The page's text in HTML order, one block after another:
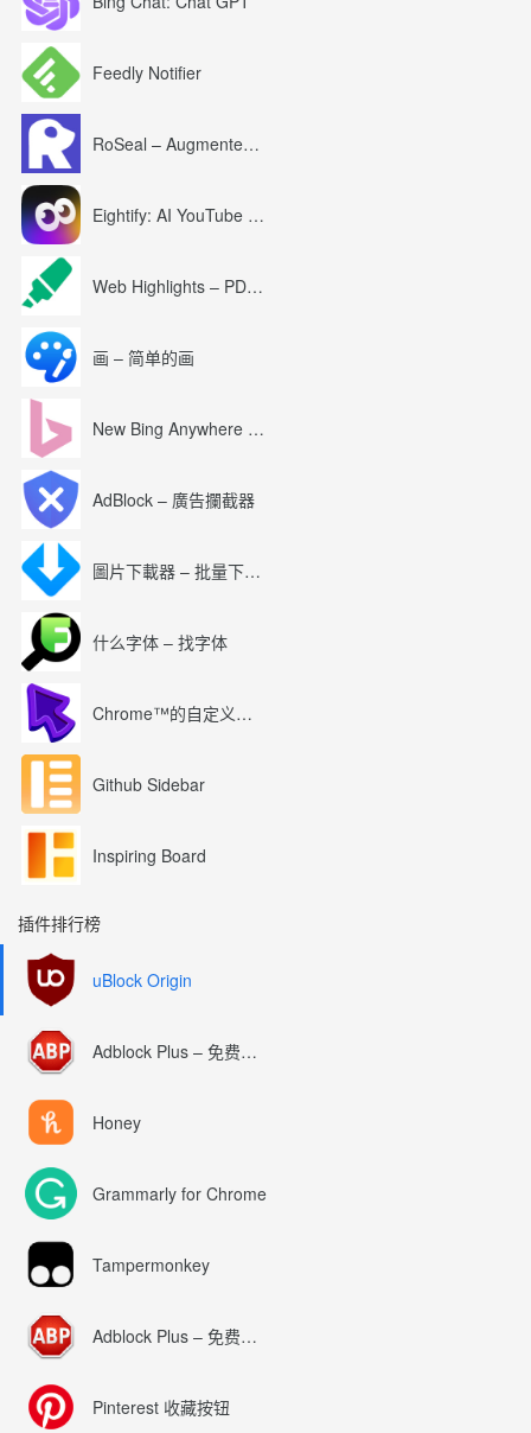
Feedly Notifier
RoSeal – Augmented Roblox Experience
Eightify: AI YouTube Summary with ChatGPT
Web Highlights – PDF & Web Highlighter
画 – 简单的画
New Bing Anywhere (Bing Chat GPT-4)
AdBlock – 廣告攔截器
圖片下載器 – 批量下載圖片
什么字体 – 找字体
Chrome™的自定义光标
Github Sidebar
Inspiring Board
插件排行榜
uBlock Origin
Adblock Plus – 免费的广告拦截器
Honey
Grammarly for Chrome
Tampermonkey
Adblock Plus – 免费的广告拦截器
Pinterest 收藏按钮